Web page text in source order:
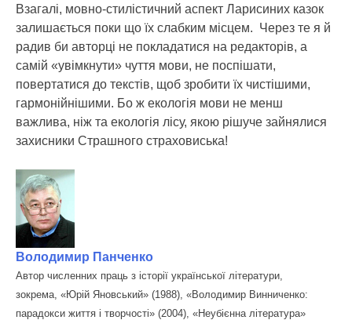
Взагалі, мовно-стилістичний аспект Ларисиних казок
залишається поки що їх слабким місцем. Через те я й
радив би авторці не покладатися на редакторів, а
самій «увімкнути» чуття мови, не поспішати,
повертатися до текстів, щоб зробити їх чистішими,
гармонійнішими. Бо ж екологія мови не менш
важлива, ніж та екологія лісу, якою рішуче зайнялися
захисники Страшного страховиська!
Володимир Панченко
Автор численних праць з історії української літератури,
зокрема, «Юрій Яновський» (1988), «Володимир Винниченко:
парадокси життя і творчості» (2004), «Неубієнна література»